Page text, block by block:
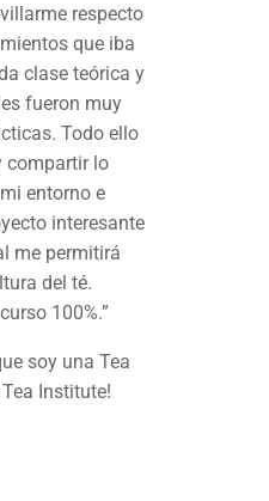
respecto
que iba
clase teórica y
fueron muy
Todo ello
compartir lo
entorno e
interesante
me permitirá
del té.
100%.”
soy una Tea
Institute!